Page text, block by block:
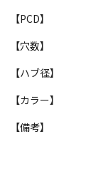
【PCD】
【穴数】
【ハブ径】
【カラー】
【備考】